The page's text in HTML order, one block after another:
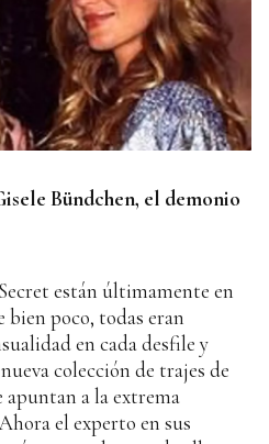
Bündchen, el demonio
están últimamente en
bien poco, todas eran
en cada desfile y
colección de trajes de
apuntan a la extrema
el experto en sus